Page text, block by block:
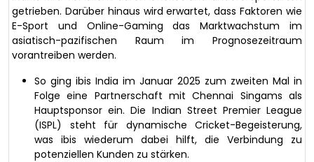
getrieben. Darüber hinaus wird erwartet, dass Faktoren wie
E-Sport und Online-Gaming das Marktwachstum im
asiatisch-pazifischen Raum im Prognosezeitraum
vorantreiben werden.
So ging ibis India im Januar 2025 zum zweiten Mal in
Folge eine Partnerschaft mit Chennai Singams als
Hauptsponsor ein. Die Indian Street Premier League
(ISPL) steht für dynamische Cricket-Begeisterung,
was ibis wiederum dabei hilft, die Verbindung zu
potenziellen Kunden zu stärken.